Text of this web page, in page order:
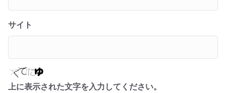
サイト
上に表示された文字を入力してください。